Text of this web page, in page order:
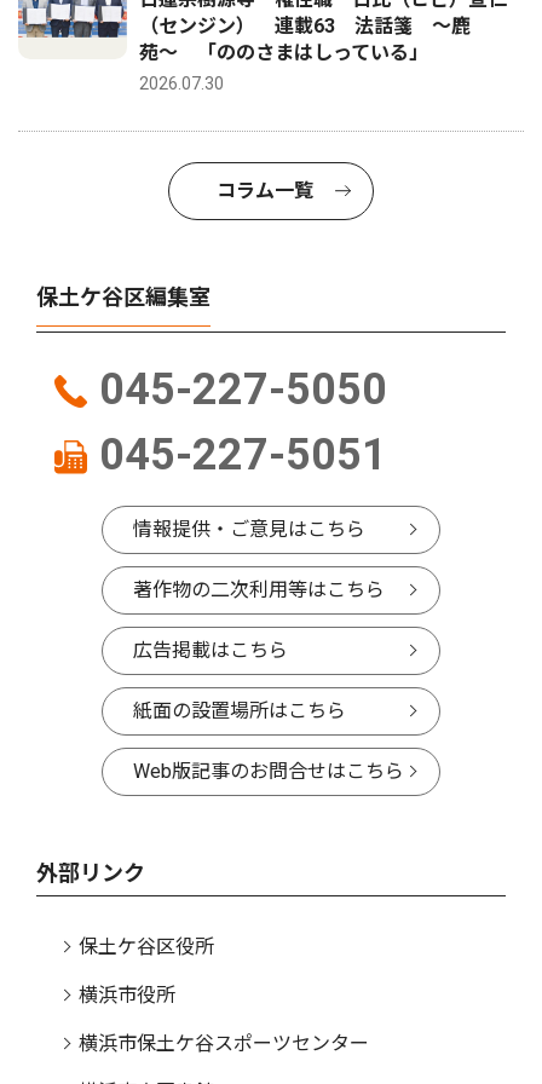
（センジン） 連載63 法話箋 〜鹿
苑〜 「ののさまはしっている」
2026.07.30
コラム一覧
保土ケ谷区編集室
045-227-5050
045-227-5051
情報提供・ご意見はこちら
著作物の二次利用等はこちら
広告掲載はこちら
紙面の設置場所はこちら
Web版記事のお問合せはこちら
外部リンク
保土ケ谷区役所
横浜市役所
横浜市保土ケ谷スポーツセンター